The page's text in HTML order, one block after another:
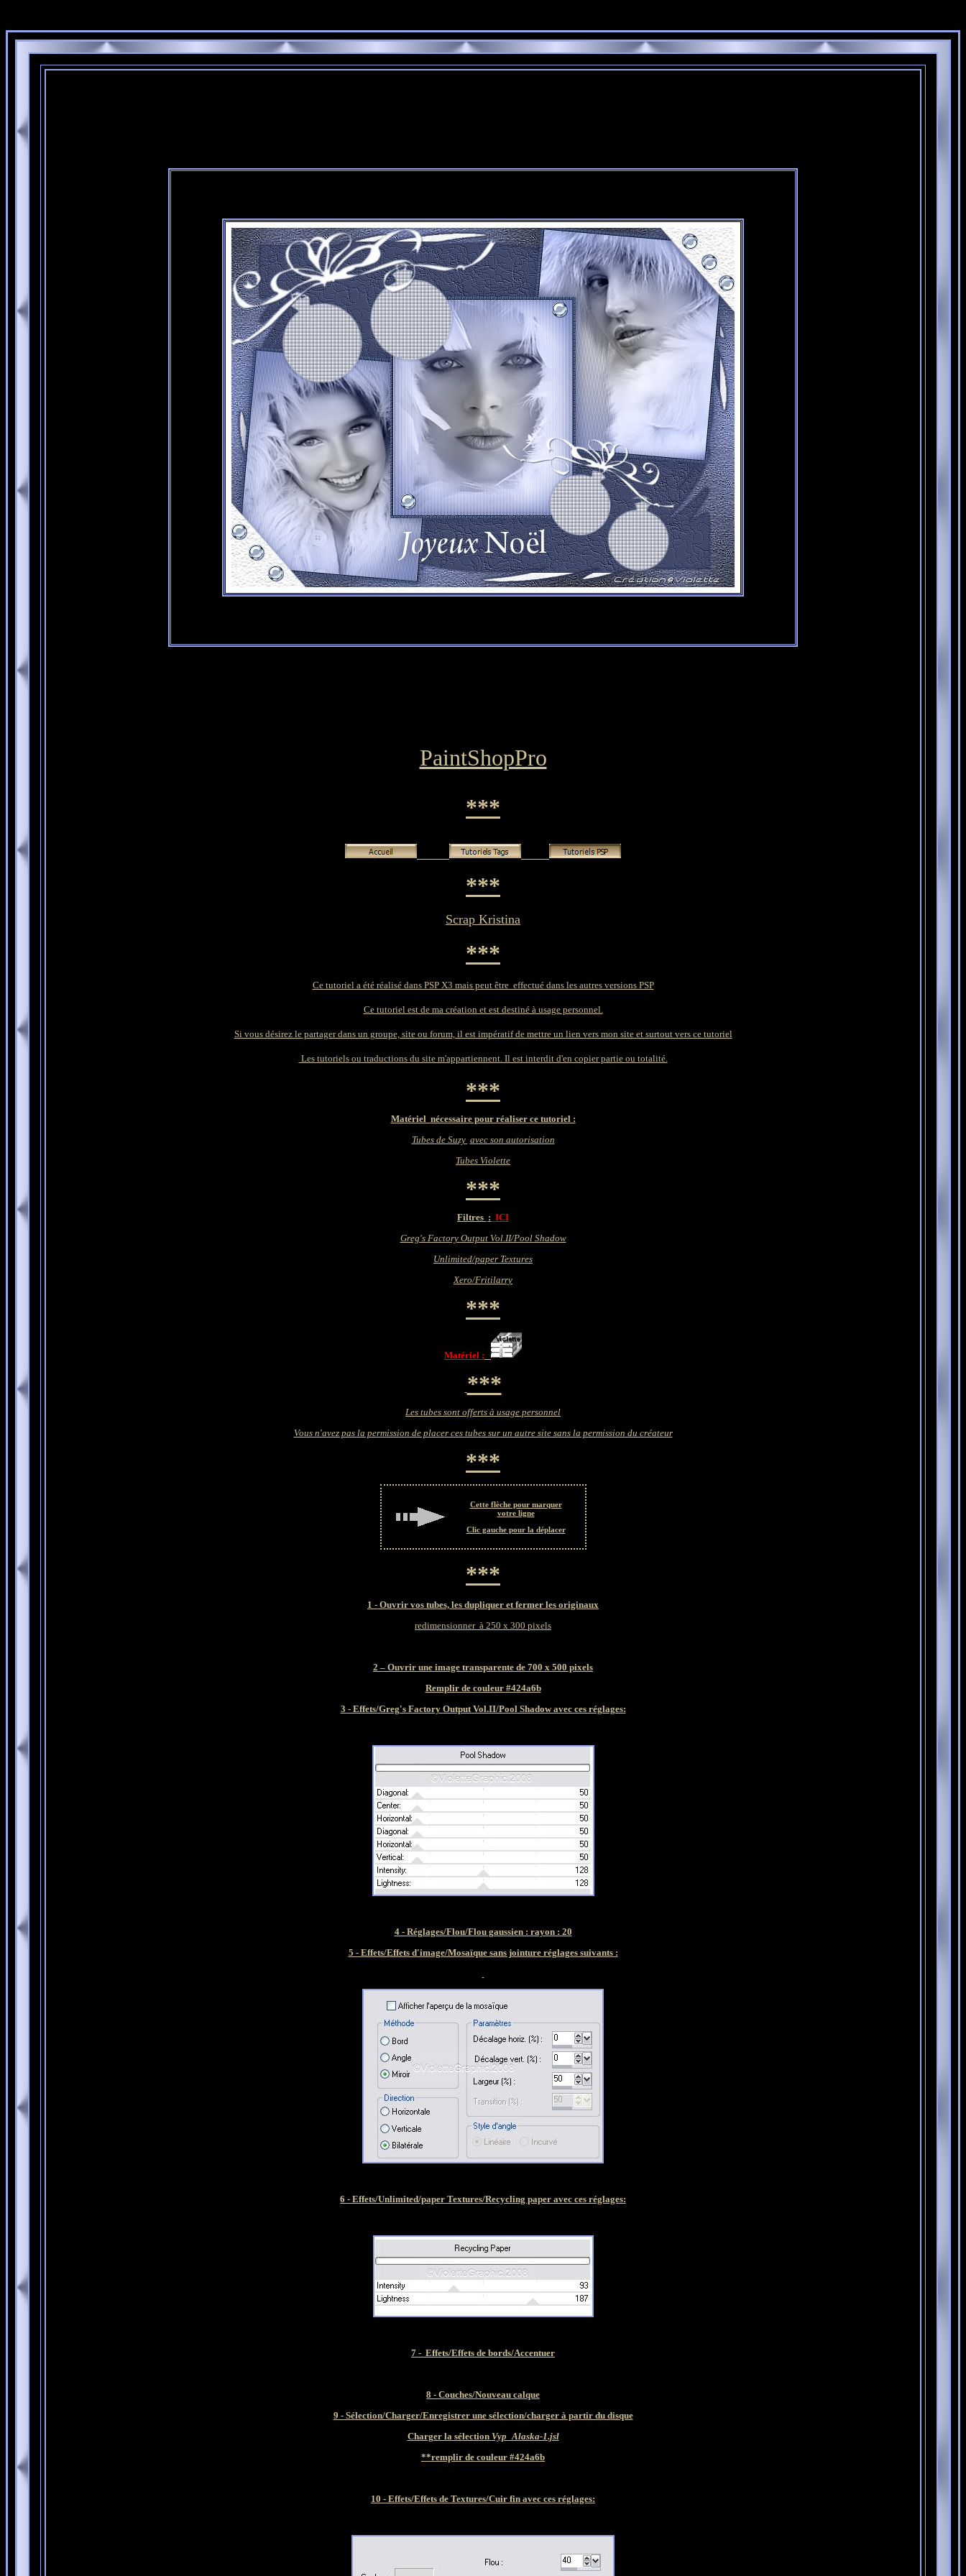
PaintShopPro
***
***
Scrap Kristina
***
Ce tutoriel a été réalisé dans PSP X3 mais peut être effectué dans les autres versions PSP
Ce tutoriel est de ma création et est destiné à usage personnel.
Si vous désirez le partager dans un groupe, site ou forum, il est impératif de mettre un lien vers mon site et surtout vers ce tutoriel
Les tutoriels ou traductions du site m'appartiennent. Il est interdit d'en copier partie ou totalité.
***
Matériel nécessaire pour réaliser ce tutoriel :
Tubes de Suzy avec son autorisation
Tubes Violette
***
Filtres : ICI
Greg's Factory Output Vol.II/Pool Shadow
Unlimited/paper Textures
Xero/Fritilarry
***
Matériel :
***
Les tubes sont offerts à usage personnel
Vous n'avez pas la permission de placer ces tubes sur un autre site sans la permission du créateur
***
Cette flèche pour marquer
votre ligne
Clic gauche pour la déplacer
***
1 - Ouvrir vos tubes, les dupliquer et fermer les originaux
redimensionner à 250 x 300 pixels
2 – Ouvrir une image transparente de 700 x 500 pixels
Remplir de couleur #424a6b
3 - Effets/Greg's Factory Output Vol.II/Pool Shadow avec ces réglages:
4 - Réglages/Flou/Flou gaussien : rayon : 20
5 - Effets/Effets d'image/Mosaïque sans jointure réglages suivants :
6 - Effets/Unlimited/paper Textures/Recycling paper avec ces réglages:
7 - Effets/Effets de bords/Accentuer
8 - Couches/Nouveau calque
9 - Sélection/Charger/Enregistrer une sélection/charger à partir du disque
Charger la sélection Vyp_Alaska-1.jsl
**remplir de couleur #424a6b
10 - Effets/Effets de Textures/Cuir fin avec ces réglages: